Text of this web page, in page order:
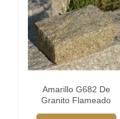
Amarillo G682 De
Granito Flameado